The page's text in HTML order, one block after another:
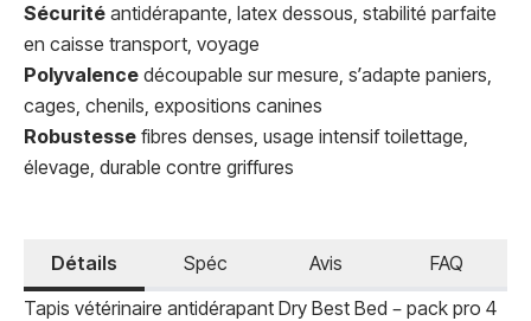
Sécurité antidérapante, latex dessous, stabilité parfaite
en caisse transport, voyage
Polyvalence découpable sur mesure, s’adapte paniers,
cages, chenils, expositions canines
Robustesse fibres denses, usage intensif toilettage,
élevage, durable contre griffures
Détails Spéc Avis
FAQ
Tapis vétérinaire antidérapant Dry Best Bed – pack pro 4